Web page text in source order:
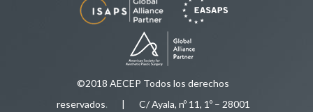
©2018 AECEP Todos los derechos
reservados. | C/ Ayala, nº 11, 1º – 28001